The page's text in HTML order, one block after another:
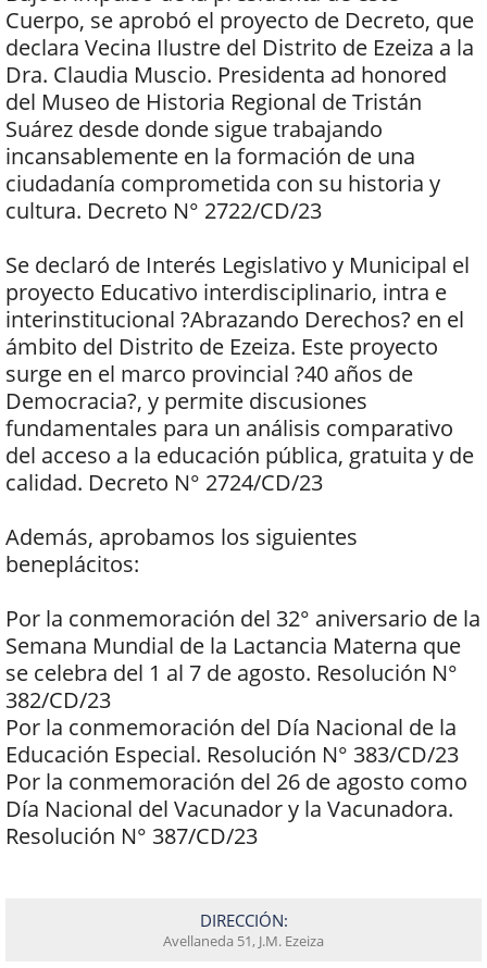
Cuerpo, se aprobó el proyecto de Decreto, que
declara Vecina Ilustre del Distrito de Ezeiza a la
Dra. Claudia Muscio. Presidenta ad honored
del Museo de Historia Regional de Tristán
Suárez desde donde sigue trabajando
incansablemente en la formación de una
ciudadanía comprometida con su historia y
cultura. Decreto N° 2722/CD/23
Se declaró de Interés Legislativo y Municipal el
proyecto Educativo interdisciplinario, intra e
interinstitucional ?Abrazando Derechos? en el
ámbito del Distrito de Ezeiza. Este proyecto
surge en el marco provincial ?40 años de
Democracia?, y permite discusiones
fundamentales para un análisis comparativo
del acceso a la educación pública, gratuita y de
calidad. Decreto N° 2724/CD/23
Además, aprobamos los siguientes
beneplácitos:
Por la conmemoración del 32° aniversario de la
Semana Mundial de la Lactancia Materna que
se celebra del 1 al 7 de agosto. Resolución N°
382/CD/23
Por la conmemoración del Día Nacional de la
Educación Especial. Resolución N° 383/CD/23
Por la conmemoración del 26 de agosto como
Día Nacional del Vacunador y la Vacunadora.
Resolución N° 387/CD/23
DIRECCIÓN:
Avellaneda 51, J.M. Ezeiza